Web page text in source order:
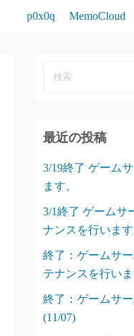
p0x0q MemoCloud
最近の投稿
3/19終了 ゲーム
ます。
3/1終了 ゲームサ
ナンスを行います
終了：ゲームサ
テナンスを行いま
終了：ゲームサ
(11/07)